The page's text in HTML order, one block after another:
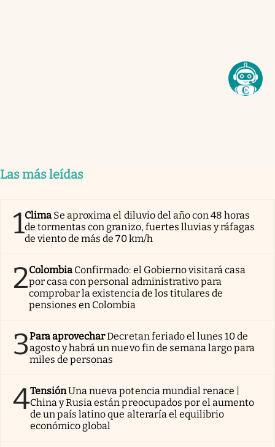
Las más leídas
1Clima Se aproxima el diluvio del año con 48 horas
de tormentas con granizo, fuertes lluvias y ráfagas
de viento de más de 70 km/h
2Colombia Confirmado: el Gobierno visitará casa
por casa con personal administrativo para
comprobar la existencia de los titulares de
pensiones en Colombia
3Para aprovecharDecretan feriado el lunes 10 de
agosto y habrá un nuevo fin de semana largo para
miles de personas
4TensiónUna nueva potencia mundial renace |
China y Rusia están preocupados por el aumento
de un país latino que alteraría el equilibrio
económico global